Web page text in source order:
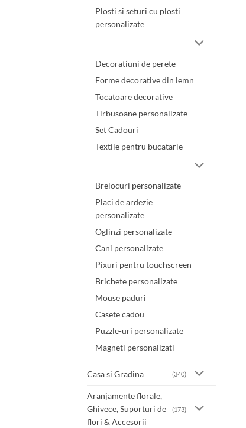
Plosti si seturi cu plosti
personalizate
Decoratiuni de perete
Forme decorative din lemn
Tocatoare decorative
Tirbusoane personalizate
Set Cadouri
Textile pentru bucatarie
Brelocuri personalizate
Placi de ardezie
personalizate
Oglinzi personalizate
Cani personalizate
Pixuri pentru touchscreen
Brichete personalizate
Mouse paduri
Casete cadou
Puzzle-uri personalizate
Magneti personalizati
Casa si Gradina (340)
Aranjamente florale,
Ghivece, Suporturi de
flori & Accesorii
(173)